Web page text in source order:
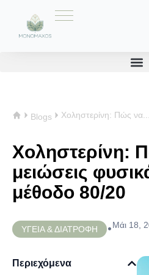
Blogs Χοληστερίνη: Πώς να...
Χοληστερίνη:
μειώσεις
μέθοδο 80/20
ΥΓΕΙΑ & ΔΙΑΤΡΟΦΗ •Μάι 18,
Περιεχόμενα